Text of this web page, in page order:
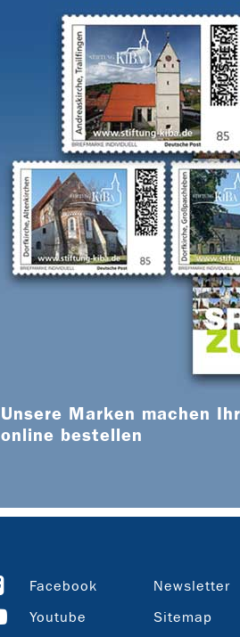
Unsere Marken machen
online bestellen
Facebook
Youtube
Newsletter
Sitemap